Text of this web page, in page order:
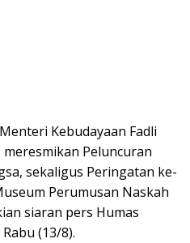
Kebudayaan Fadli
Peluncuran
sekaligus Peringatan ke-
Perumusan Naskah
siaran pers Humas
(13/8).